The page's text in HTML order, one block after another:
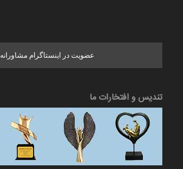
عضویت در اینستاگرام مشاورانه
تندیس و افتخارات ما